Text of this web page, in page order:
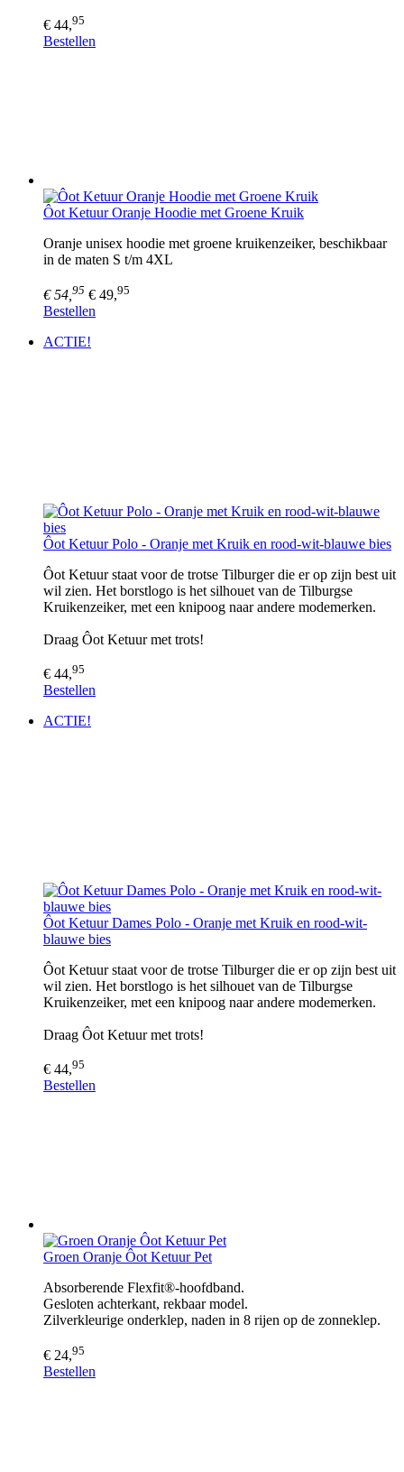
€ 44,95
Bestellen
Ôot Ketuur Oranje Hoodie met Groene Kruik
Oranje unisex hoodie met groene kruikenzeiker, beschikbaar
in de maten S t/m 4XL
€ 54, 95 € 49,95
Bestellen
ACTIE!
Ôot Ketuur Polo - Oranje met Kruik en rood-wit-blauwe bies
Ôot Ketuur staat voor de trotse Tilburger die er op zijn best uit
wil zien. Het borstlogo is het silhouet van de Tilburgse
Kruikenzeiker, met een knipoog naar andere modemerken.
Draag Ôot Ketuur met trots!
€ 44,95
Bestellen
ACTIE!
Ôot Ketuur Dames Polo - Oranje met Kruik en rood-wit-
blauwe bies
Ôot Ketuur staat voor de trotse Tilburger die er op zijn best uit
wil zien. Het borstlogo is het silhouet van de Tilburgse
Kruikenzeiker, met een knipoog naar andere modemerken.
Draag Ôot Ketuur met trots!
€ 44,95
Bestellen
Groen Oranje Ôot Ketuur Pet
Absorberende Flexfit®-hoofdband.
Gesloten achterkant, rekbaar model.
Zilverkleurige onderklep, naden in 8 rijen op de zonneklep.
€ 24,95
Bestellen